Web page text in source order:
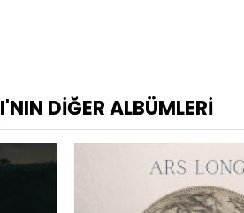
DIĞER ALBÜMLERI